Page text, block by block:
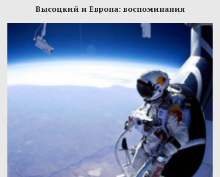
Высоцкий и Европа: воспоминания